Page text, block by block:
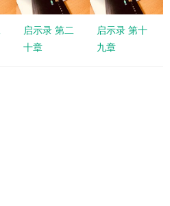
启示录 第二
十章
启示录 第十
九章